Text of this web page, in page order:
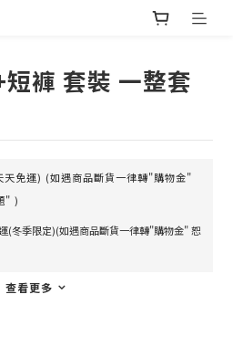
褲 套裝 一整套
天免運) (如遇商品斷貨一律轉"購物金"
" )
(冬季限定)(如遇商品斷貨一律轉"購物金" 恕
查看更多